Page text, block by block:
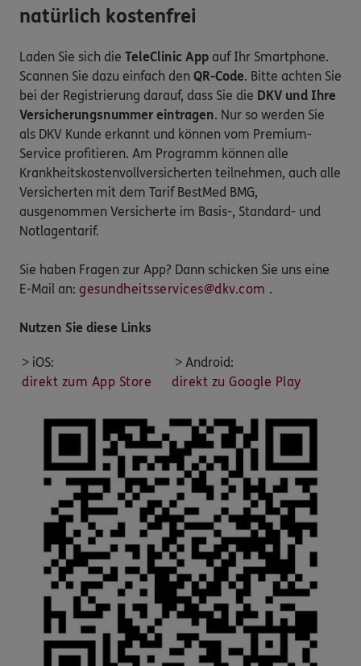
natürlich kostenfrei
Laden Sie sich die TeleClinic App auf Ihr Smartphone.
Scannen Sie dazu einfach den QR-Code. Bitte achten Sie
bei der Registrierung darauf, dass Sie die DKV und Ihre
Versicherungsnummer eintragen. Nur so werden Sie
als DKV Kunde erkannt und können vom Premium-
Service profitieren. Am Programm können alle
Krankheitskostenvollversicherten teilnehmen, auch alle
Versicherten mit dem Tarif BestMed BMG,
ausgenommen Versicherte im Basis-, Standard- und
Notlagentarif.
Sie haben Fragen zur App? Dann schicken Sie uns eine
E-Mail an: gesundheitsservices@dkv.com .
Nutzen Sie diese Links
> iOS:
direkt zum App Store
> Android:
direkt zu Google Play